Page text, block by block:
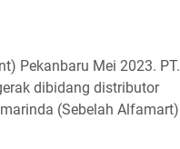
Pekanbaru Mei 2023. PT.
dibidang distributor
(Sebelah Alfamart)